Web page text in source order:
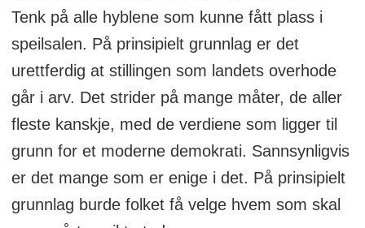
Tenk på alle hyblene som kunne fått plass i
speilsalen. På prinsipielt grunnlag er det
urettferdig at stillingen som landets overhode
går i arv. Det strider på mange måter, de aller
fleste kanskje, med de verdiene som ligger til
grunn for et moderne demokrati. Sannsynligvis
er det mange som er enige i det. På prinsipielt
grunnlag burde folket få velge hvem som skal